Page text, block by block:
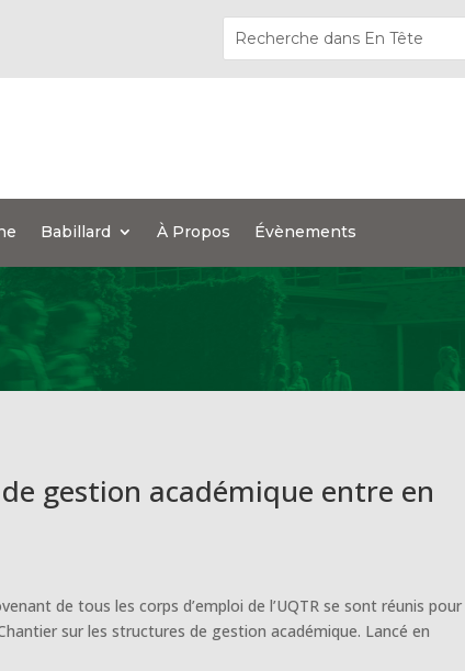
Babillard À Propos Évènements
gestion académique entre en
de tous les corps d’emploi de l’UQTR se sont réunis pour
sur les structures de gestion académique. Lancé en